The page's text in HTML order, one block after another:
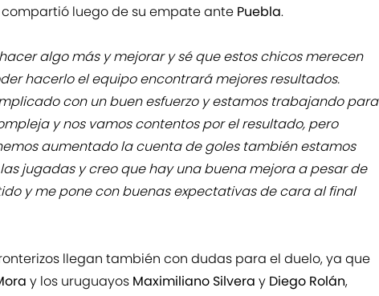
luego de su empate ante Puebla.
algo más y mejorar y sé que estos chicos merecen
hacerlo el equipo encontrará mejores resultados.
con un buen esfuerzo y estamos trabajando para
y nos vamos contentos por el resultado, pero
aumentado la cuenta de goles también estamos
jugadas y creo que hay una buena mejora a pesar de
y me pone con buenas expectativas de cara al final
llegan también con dudas para el duelo, ya que
y los uruguayos Maximiliano Silvera y Diego Rolán,